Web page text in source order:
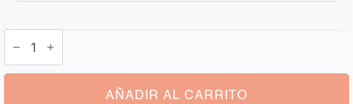
Cartera
Grabada
con
Foto
AÑADIR AL CARRITO